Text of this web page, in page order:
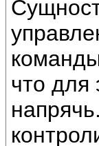
что для